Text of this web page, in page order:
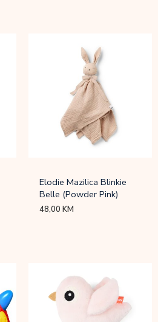
Elodie Mazilica Blinkie
Belle (Powder Pink)
48,00KM